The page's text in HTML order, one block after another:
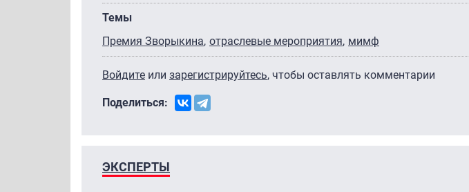
Темы
Премия Зворыкина отраслевые мероприятия мимф
Войдите или зарегистрируйтесь, чтобы оставлять комментарии
Поделиться:
ЭКСПЕРТЫ